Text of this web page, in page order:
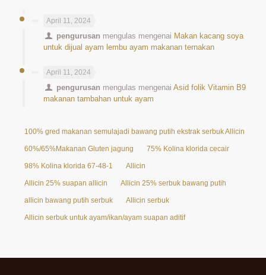
April 11, 2024
pengurusan mengulas mengenai Makan kacang soya
untuk dijual ayam lembu ayam makanan ternakan
April 11, 2024
pengurusan mengulas mengenaiAsid folik Vitamin B9
makanan tambahan untuk ayam
100% gred makanan semulajadi bawang putih ekstrak serbuk Allicin 25%
60%/65%Makanan Gluten jagung 75% Kolina klorida cecair
98% Kolina klorida 67-48-1 Allicin
Allicin 25% suapan allicin Allicin 25% serbuk bawang putih
allicin bawang putih serbuk Allicin serbuk
Allicin serbuk untuk ayam/ikan/ayam suapan aditif